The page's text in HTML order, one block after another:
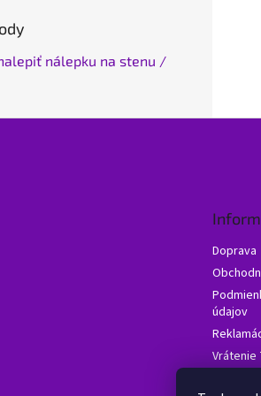
nálepku na stenu /
Doprava
údajov
Vrátenie